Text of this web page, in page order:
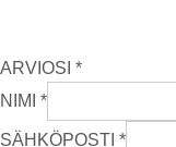
ARVIOSI *
NIMI *
SÄHKÖPOSTI *